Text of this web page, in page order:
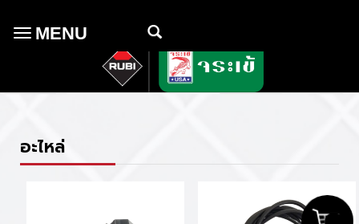
Toggle
navigation
MENU
อะไหล่